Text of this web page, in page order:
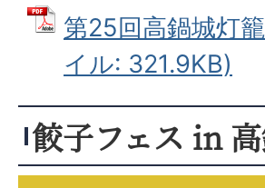
第25回高鍋城灯
イル: 321.9KB)
餃子フェス in